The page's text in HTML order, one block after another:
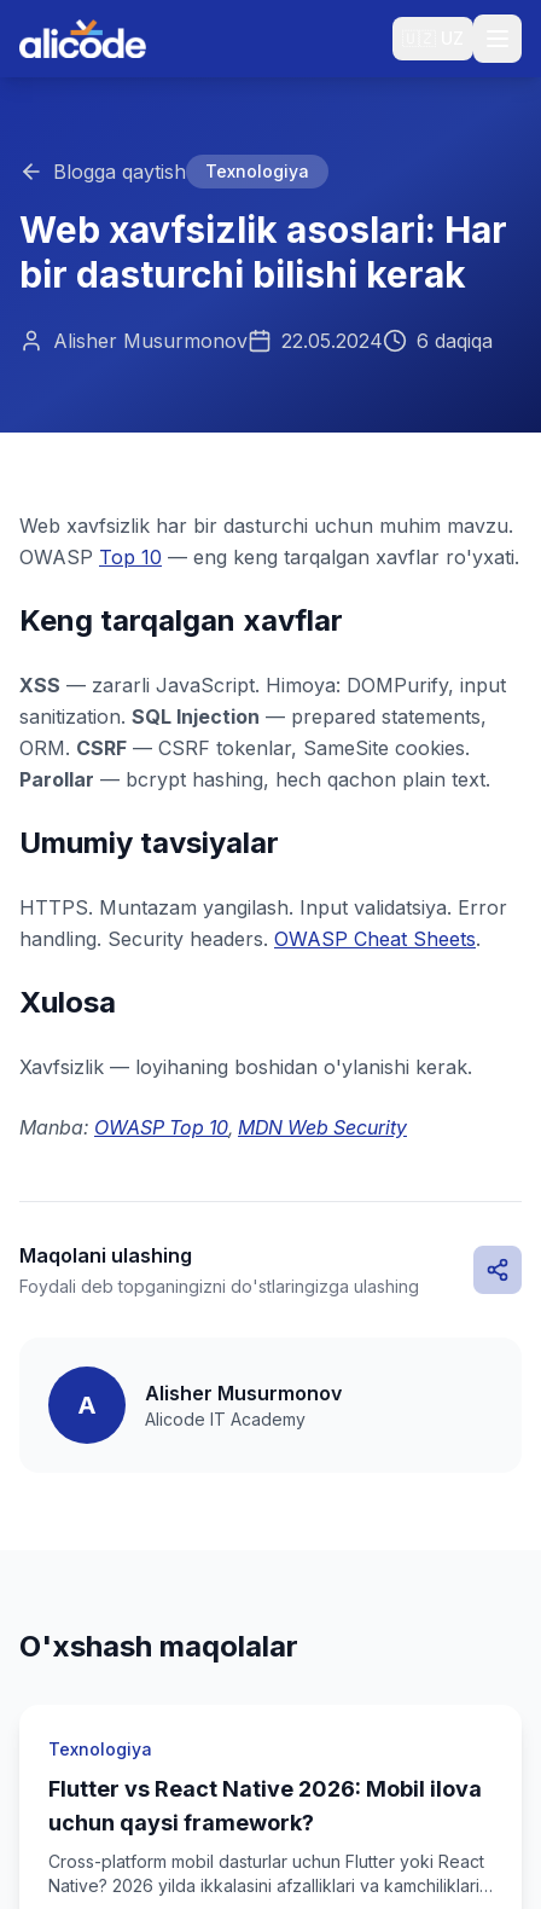
Blogga qaytish Texnologiya
Web xavfsizlik asoslari: Har
bir dasturchi bilishi kerak
Alisher Musurmonov 22.05.2024 6 daqiqa
Web xavfsizlik har bir dasturchi uchun muhim mavzu.
OWASP Top 10 — eng keng tarqalgan xavflar ro'yxati.
Keng tarqalgan xavflar
XSS — zararli JavaScript. Himoya: DOMPurify, input
sanitization. SQL Injection — prepared statements,
ORM. CSRF — CSRF tokenlar, SameSite cookies.
Parollar — bcrypt hashing, hech qachon plain text.
Umumiy tavsiyalar
HTTPS. Muntazam yangilash. Input validatsiya. Error
handling. Security headers. OWASP Cheat Sheets.
Xulosa
Xavfsizlik — loyihaning boshidan o'ylanishi kerak.
Manba: OWASP Top 10, MDN Web Security
Maqolani ulashing
Foydali deb topganingizni do'stlaringizga ulashing
A Alisher Musurmonov
Alicode IT Academy
O'xshash maqolalar
Texnologiya
Flutter vs React Native 2026: Mobil ilova
uchun qaysi framework?
Cross-platform mobil dasturlar uchun Flutter yoki React
Native? 2026 yilda ikkalasini afzalliklari va kamchiliklari